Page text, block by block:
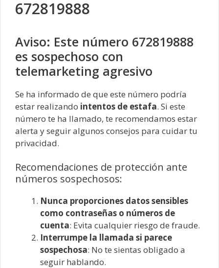
672819888
Aviso: Este número 672819888
es sospechoso con
telemarketing agresivo
Se ha informado de que este número podría
estar realizando intentos de estafa. Si este
número te ha llamado, te recomendamos estar
alerta y seguir algunos consejos para cuidar tu
privacidad.
Recomendaciones de protección ante
números sospechosos:
Nunca proporciones datos sensibles
como contraseñas o números de
cuenta: Evita cualquier riesgo de fraude.
Interrumpe la llamada si parece
sospechosa: No te sientas obligado a
seguir hablando.